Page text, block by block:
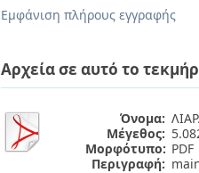
Εμφάνιση πλήρους εγγραφής
Αρχεία σε αυτό το
Όνομα:
Μέγεθος:
Μορφότυπο: PDF
Περιγραφή: